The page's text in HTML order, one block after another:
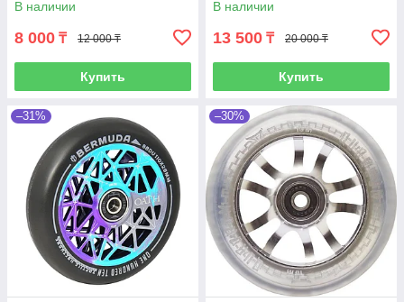
В наличии
8 000 ₸ 12 000 ₸
Купить
В наличии
13 500 ₸ 20 000 ₸
Купить
–31% –30%